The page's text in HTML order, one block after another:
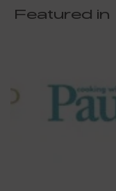
Featured in